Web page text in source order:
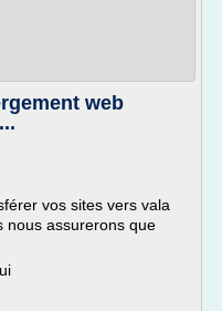
web
vos sites vers vala
nous assurerons que